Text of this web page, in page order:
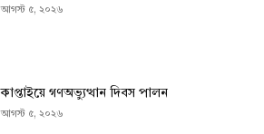
আগস্ট ৫, ২০২৬
কাপ্তাইয়ে গণঅভ্যুত্থান দিবস পালন
আগস্ট ৫, ২০২৬